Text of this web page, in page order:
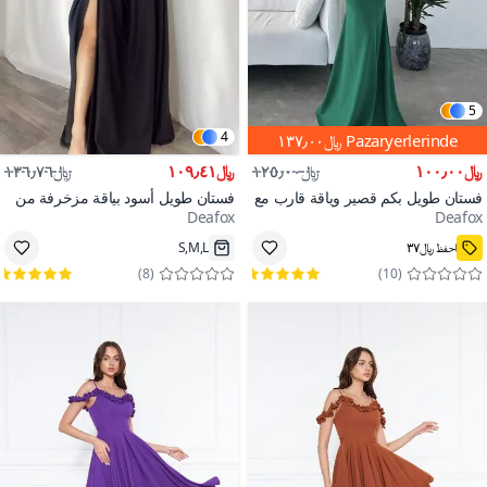
5
Pazaryerlerinde ﷼١٣٧٫٠٠
﷼١٠٠٫٠٠
﷼١٢٥٫٠٠
فستان طويل بكم قصير وياقة قارب مع
تفاصيل فتحة من قماش كريب باللون
الأخضر الزمردي
Deafox
احفظ ﷼٣٧
(
10
)
4
﷼١٠٩٫٤١ ﷼١٣٦٫٧٦
فستان طويل أسود بياقة مزخرفة من
قماش الكريب
Deafox
S,M,L
(
8
)